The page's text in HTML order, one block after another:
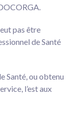
pas être
de Santé
Santé, ou obtenu
l’est aux